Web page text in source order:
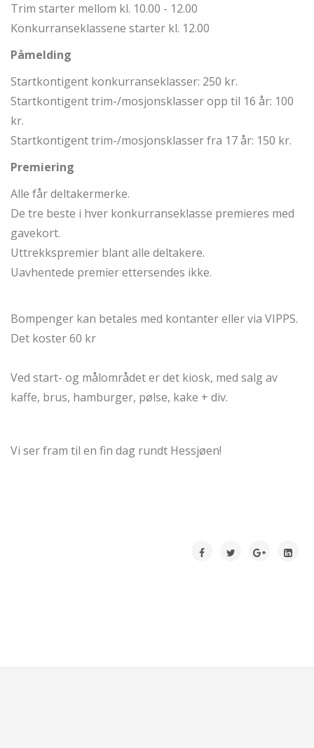
Trim starter mellom kl. 10.00 - 12.00
Konkurranseklassene starter kl. 12.00
Påmelding
Startkontigent konkurranseklasser: 250 kr.
Startkontigent trim-/mosjonsklasser opp til 16 år: 100
kr.
Startkontigent trim-/mosjonsklasser fra 17 år: 150 kr.
Premiering
Alle får deltakermerke.
De tre beste i hver konkurranseklasse premieres med
gavekort.
Uttrekkspremier blant alle deltakere.
Uavhentede premier ettersendes ikke.
Bompenger kan betales med kontanter eller via VIPPS.
Det koster 60 kr
Ved start- og målområdet er det kiosk, med salg av
kaffe, brus, hamburger, pølse, kake + div.
Vi ser fram til en fin dag rundt Hessjøen!